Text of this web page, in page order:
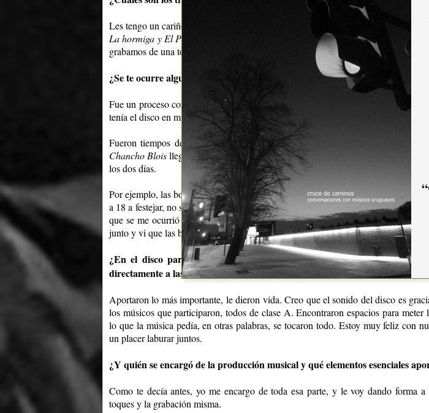
Les tengo un cariño especial a todos los temas, no puedo diferenciar tres.
La hormiga y El Planetario
con sus cuatro movimientos es el que me llevó más
grabamos de una toma y así quedó…
¿Se te ocurre alguna anécdota sucedida durante el proceso de grabación?
Fue un proceso corto, entramos a mediados de setiembre al estudio y la primera
tenía el disco en mis manos, con tapa y todo…
Fueron tiempos de trabajo intenso, junto aSanti Montoro
Chancho Bloisllegó de Nueva York justo para grabar la percusión y
los dos días.
Por ejemplo, las bocinas que aparecen enUrban Funklas grabé el día en que le
a 18 a festejar, no se sabía todo lo deSuáreztodavía y yo no sabía que iba a
que se me ocurrió ponerle ruido de ciudad al tema y me acordé que tenía
junto y vi que las bocinas afinaban con el tema fue una alegría indescriptible.
¿En el disco participan distintos músicos invitados? ¿Qué cosas
directamente a las canciones?
Aportaron lo más importante, le dieron vida. Creo que el sonido del disco es
los músicos que participaron, todos de clase A. Encontraron espacios para meter
lo que la música pedía, en otras palabras, se tocaron todo. Estoy muy feliz con
un placer laburar juntos.
¿Y quién se encargó de la producción musical y qué elementos esenciales
Como te decía antes, yo me encargo de toda esa parte, y le voy dando forma a
toques y la grabación misma.